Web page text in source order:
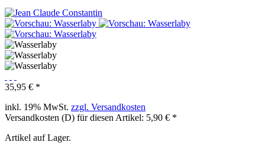
35,95 € *
inkl. 19% MwSt. zzgl. Versandkosten
Versandkosten (D) für diesen Artikel: 5,90 € *
Artikel auf Lager.